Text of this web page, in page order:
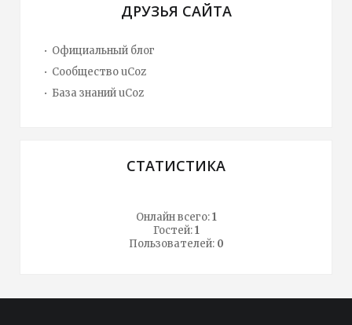
ДРУЗЬЯ САЙТА
Официальный блог
Сообщество uCoz
База знаний uCoz
СТАТИСТИКА
Онлайн всего:1
Гостей:1
Пользователей: 0